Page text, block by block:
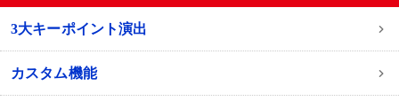
3大キーポイント演出
カスタム機能